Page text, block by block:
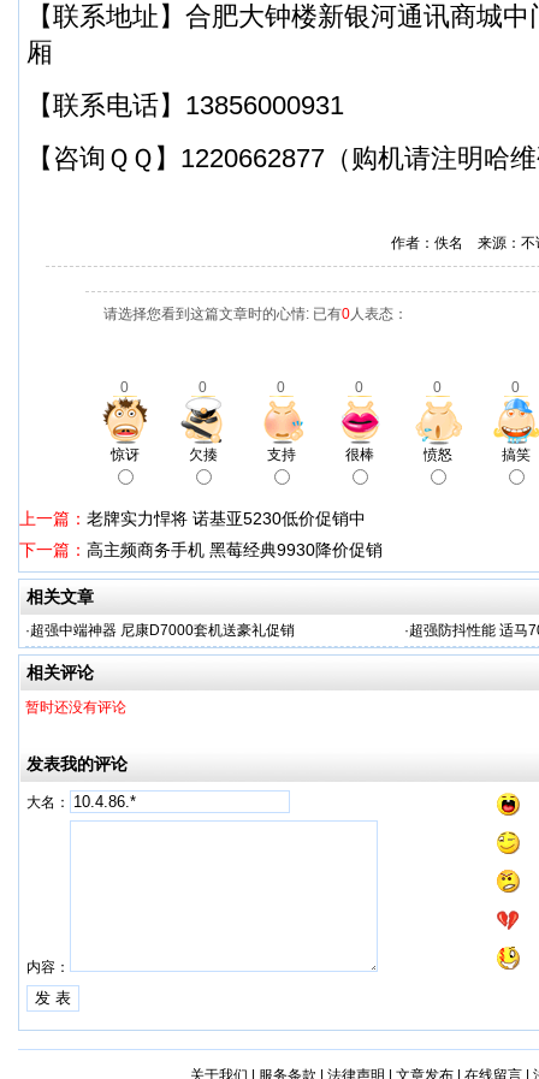
【联系地址】合肥大钟楼新银河通讯商城
厢
【联系电话】13856000931
【咨询ＱＱ】1220662877（购机请注明哈
作者：佚名 来源：
请选择您看到这篇文章时的心情: 已有0人表态：
0 0 0 0 0 0
惊讶 欠揍 支持 很棒 愤怒 搞笑
上一篇： 老牌实力悍将 诺基亚5230低价促销中
下一篇： 高主频商务手机 黑莓经典9930降价促销
相关文章
·超强中端神器 尼康D7000套机送豪礼促销 ·超强防抖性能 适马
相关评论
暂时还没有评论
发表我的评论
大名：
内容：
关于我们 服务条款 法律声明 文章发布| 在线留言|